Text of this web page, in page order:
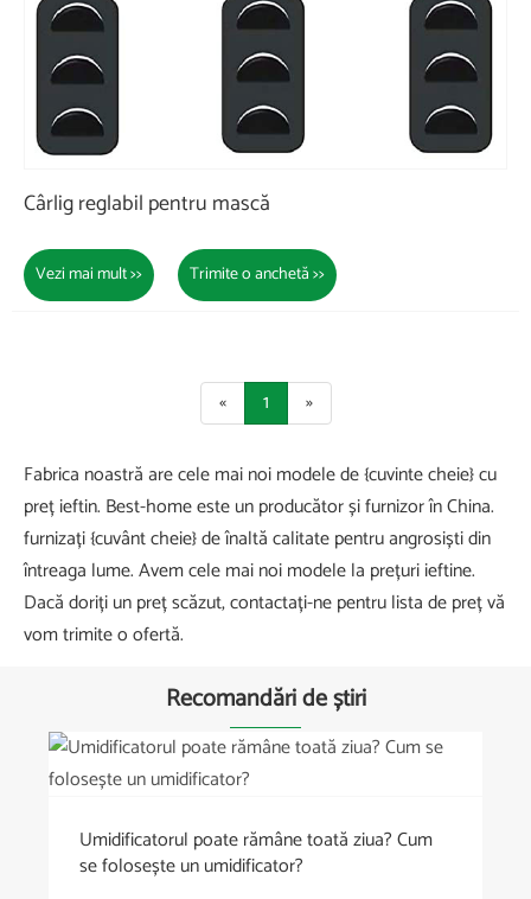
Cârlig reglabil pentru mască
Vezi mai mult >> Trimite o anchetă >>
« 1 »
Fabrica noastră are cele mai noi modele de {cuvinte cheie} cu
preț ieftin. Best-home este un producător și furnizor în China.
furnizați {cuvânt cheie} de înaltă calitate pentru angrosiști ​​din
întreaga lume. Avem cele mai noi modele la prețuri ieftine.
Dacă doriți un preț scăzut, contactați-ne pentru lista de preț vă
vom trimite o ofertă.
Recomandări de știri
Umidificatorul poate rămâne toată ziua? Cum
se folosește un umidificator?